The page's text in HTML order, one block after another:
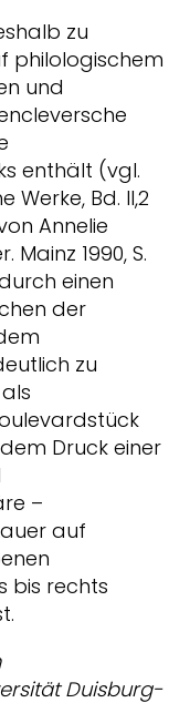
zu
philologischem
und
enthält (vgl.
Werke, Bd. II,2
Annelie
1990, S.
einen
der
zu
Druck einer
–
auf
bis rechts
Duisburg-